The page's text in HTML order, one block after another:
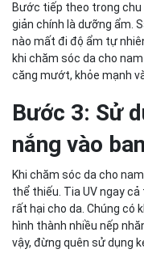
Bước tiếp theo trong
giản chính là dưỡng ẩm.
nào mất đi độ ẩm tự
khi chăm sóc da cho
căng mướt, khỏe mạnh
Bước 3: Sử
nắng vào
Khi chăm sóc da cho
thể thiếu. Tia UV ngay
rất hại cho da. Chúng có
hình thành nhiều nếp
vậy, đừng quên sử dụng